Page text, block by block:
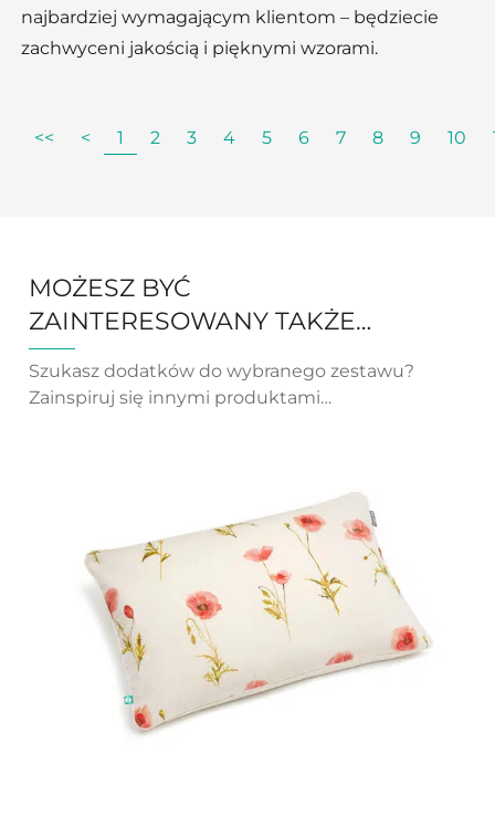
najbardziej wymagającym klientom – będziecie
zachwyceni jakością i pięknymi wzorami.
<< < 1 2 3 4 5 6 7 8 9 10
MOŻESZ BYĆ
ZAINTERESOWANY TAKŻE…
Szukasz dodatków do wybranego zestawu?
Zainspiruj się innymi produktami…